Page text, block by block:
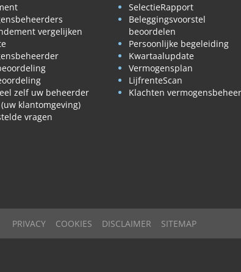
vergelijken
zelf uw beheerder
klantomgeving)
vragen
SelectieRapport
Beleggingsvoorstel
beoordelen
Persoonlijke begeleiding
Kwartaalupdate
Vermogensplan
LijfrenteScan
Klachten vermogensbeheer
PRIVACY COOKIES DISCLAIMER SITEMAP